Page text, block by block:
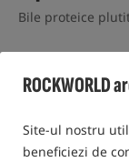
ROCKWORLD
Site-ul nostru
beneficiezi de
Bile proteice